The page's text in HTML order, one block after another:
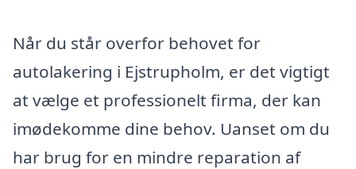
Når du står overfor behovet for
autolakering i Ejstrupholm, er det vigtigt
at vælge et professionelt firma, der kan
imødekomme dine behov. Uanset om du
har brug for en mindre reparation af